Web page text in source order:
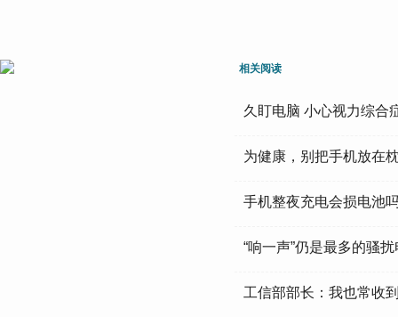
相关阅读
久盯电脑 小心视力综合
为健康，别把手机放在
手机整夜充电会损电池
“响一声”仍是最多的骚
工信部部长：我也常收